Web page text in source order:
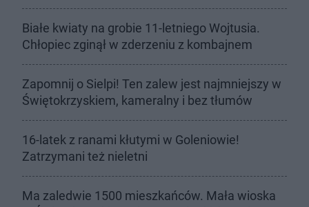
Białe kwiaty na grobie 11-letniego Wojtusia.
Chłopiec zginął w zderzeniu z kombajnem
Zapomnij o Sielpi! Ten zalew jest najmniejszy w
Świętokrzyskiem, kameralny i bez tłumów
16-latek z ranami kłutymi w Goleniowie!
Zatrzymani też nieletni
Ma zaledwie 1500 mieszkańców. Mała wioska